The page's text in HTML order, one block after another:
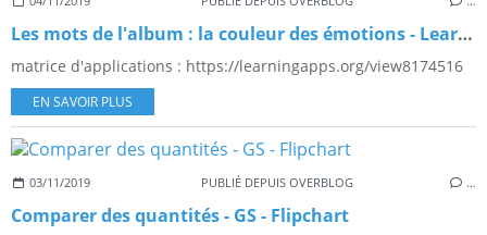
Les mots de l'album : la couleur des émotions - Learningapps
matrice d'applications : https://learningapps.org/view8174516
EN SAVOIR PLUS
03/11/2019 PUBLIÉ DEPUIS OVERBLOG …
Comparer des quantités - GS - Flipchart